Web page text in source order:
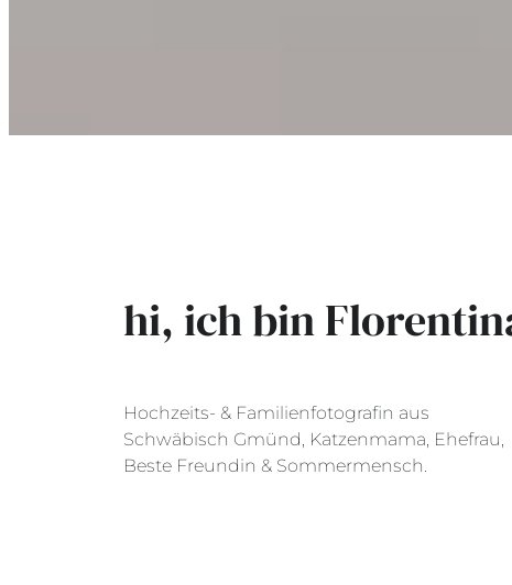
hi, ich bin
Hochzeits- & Familienfotografin aus
Schwäbisch Gmünd, Katzenmama, Ehefrau,
Beste Freundin & Sommermensch.